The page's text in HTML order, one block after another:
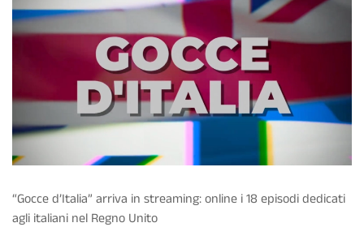
“Gocce d’Italia” arriva in streaming: online i 18 episodi dedicati
agli italiani nel Regno Unito